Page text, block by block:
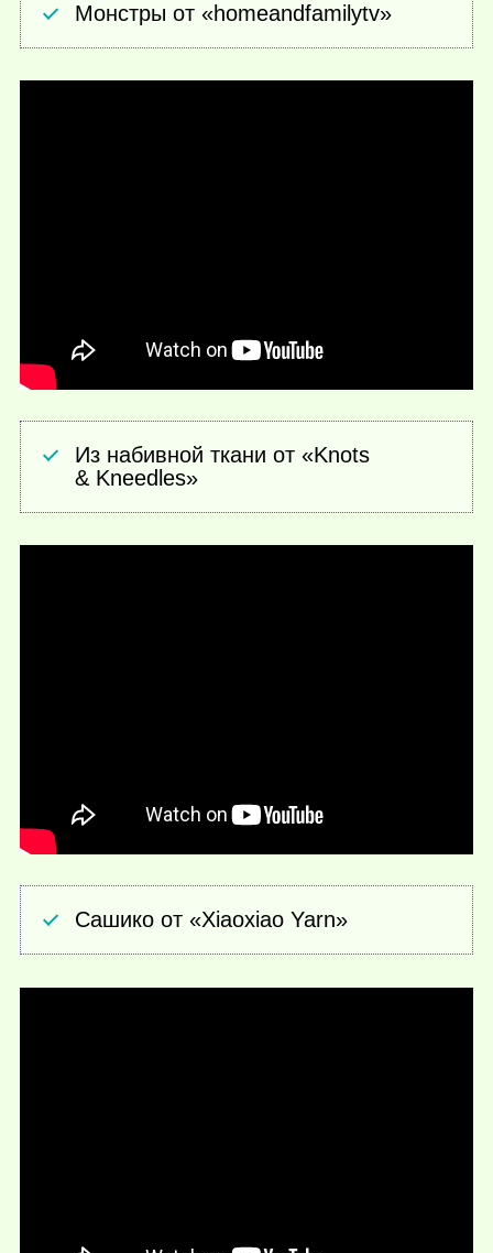
Монстры от «homeandfamilytv»
Из набивной ткани от «Knots
& Kneedles»
Сашико от «Xiaoxiao Yarn»